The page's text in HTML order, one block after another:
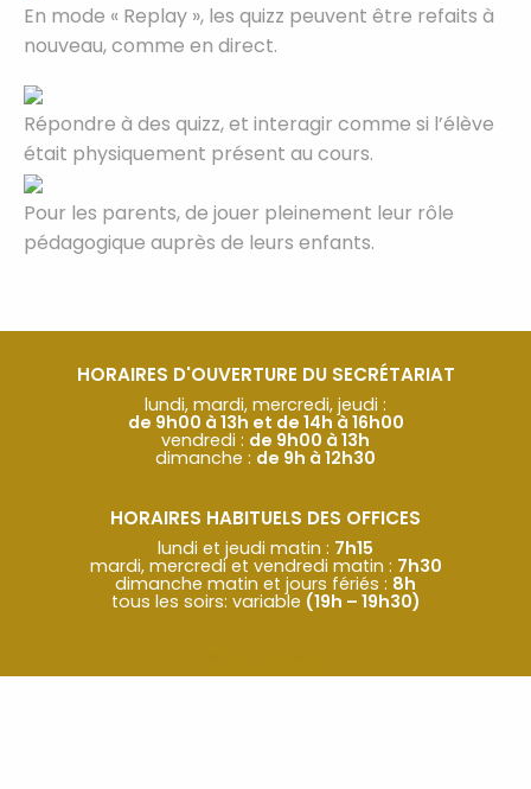
En mode « Replay », les quizz peuvent être refaits à
nouveau, comme en direct.
Répondre à des quizz, et interagir comme si l’élève
était physiquement présent au cours.
Pour les parents, de jouer pleinement leur rôle
pédagogique auprès de leurs enfants.
HORAIRES D'OUVERTURE DU SECRÉTARIAT
lundi, mardi, mercredi, jeudi :
de 9h00 à 13h et de 14h à 16h00
vendredi : de 9h00 à 13h
dimanche : de 9h à 12h30
HORAIRES HABITUELS DES OFFICES
lundi et jeudi matin : 7h15
mardi, mercredi et vendredi matin : 7h30
dimanche matin et jours fériés : 8h
tous les soirs: variable (19h – 19h30)